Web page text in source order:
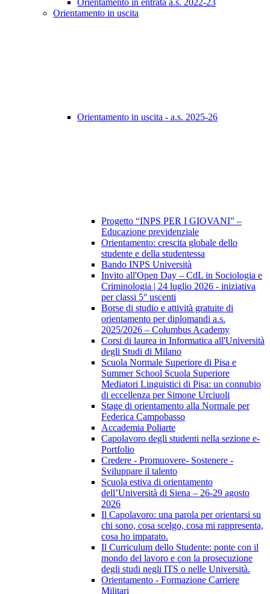
Orientamento in entrata a.s. 2022-23
Orientamento in uscita
Orientamento in uscita - a.s. 2025-26
Progetto “INPS PER I GIOVANI” –
Educazione previdenziale
Orientamento: crescita globale dello
studente e della studentessa
Bando INPS Università
Invito all'Open Day – CdL in Sociologia e
Criminologia | 24 luglio 2026 - iniziativa
per classi 5° uscenti
Borse di studio e attività gratuite di
orientamento per diplomandi a.s.
2025/2026 – Columbus Academy
Corsi di laurea in Informatica all'Università
degli Studi di Milano
Scuola Normale Superiore di Pisa e
Summer School Scuola Superiore
Mediatori Linguistici di Pisa: un connubio
di eccellenza per Simone Urciuoli
Stage di orientamento alla Normale per
Federica Campobasso
Accademia Poliarte
Capolavoro degli studenti nella sezione e-
Portfolio
Credere - Promuovere- Sostenere -
Sviluppare il talento
Scuola estiva di orientamento
dell’Università di Siena – 26-29 agosto
2026
Il Capolavoro: una parola per orientarsi su
chi sono, cosa scelgo, cosa mi rappresenta,
cosa ho imparato.
Il Curriculum dello Studente: ponte con il
mondo del lavoro e con la prosecuzione
degli studi negli ITS o nelle Università.
Orientamento - Formazione Carriere
Militari